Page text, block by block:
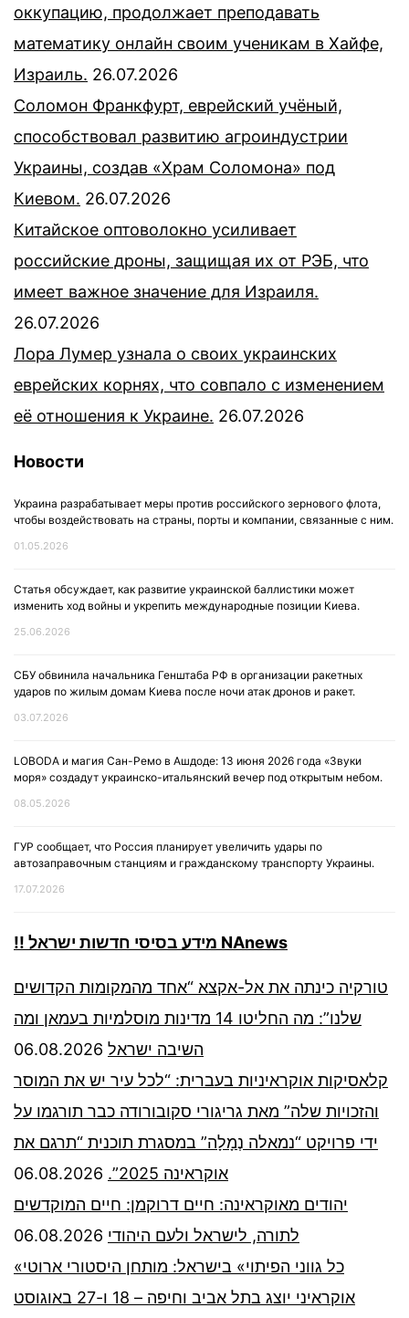
оккупацию, продолжает преподавать
математику онлайн своим ученикам в Хайфе,
Израиль. 26.07.2026
Соломон Франкфурт, еврейский учёный,
способствовал развитию агроиндустрии
Украины, создав «Храм Соломона» под
Киевом. 26.07.2026
Китайское оптоволокно усиливает
российские дроны, защищая их от РЭБ, что
имеет важное значение для Израиля.
26.07.2026
Лора Лумер узнала о своих украинских
еврейских корнях, что совпало с изменением
её отношения к Украине. 26.07.2026
Новости
Украина разрабатывает меры против российского зернового флота,
чтобы воздействовать на страны, порты и компании, связанные с ним.
01.05.2026
Статья обсуждает, как развитие украинской баллистики может
изменить ход войны и укрепить международные позиции Киева.
25.06.2026
СБУ обвинила начальника Генштаба РФ в организации ракетных
ударов по жилым домам Киева после ночи атак дронов и ракет.
03.07.2026
LOBODA и магия Сан-Ремо в Ашдоде: 13 июня 2026 года «Звуки
моря» создадут украинско-итальянский вечер под открытым небом.
08.05.2026
ГУР сообщает, что Россия планирует увеличить удары по
автозаправочным станциям и гражданскому транспорту Украины.
17.07.2026
!! מידע בסיסי חדשות ישראל NAnews
טורקיה כינתה את אל-אקצא “אחד מהמקומות הקדושים
שלנו”: מה החליטו 14 מדינות מוסלמיות בעמאן ומה
השיבה ישראל 06.08.2026
קלאסיקות אוקראיניות בעברית: “לכל עיר יש את המוסר
והזכויות שלה” מאת גריגורי סקובורודה כבר תורגמו על
ידי פרויקט “נמאלה נְמָלָה” במסגרת תוכנית “תרגם את
אוקראינה 2025”.
06.08.2026
יהודים מאוקראינה: חיים דרוקמן: חיים המוקדשים
לתורה, לישראל ולעם היהודי 06.08.2026
«כל גווני הפיתוי» בישראל: מותחן היסטורי ארוטי
אוקראיני יוצג בתל אביב וחיפה – 18 ו-27 באוגוסט